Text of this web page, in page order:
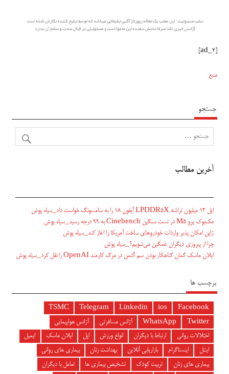
منبع
جستجو
آخرین مطالب
اپل ۱۳ میلیون تراشه LPDDR5X آیفون ۱۸ را به سامسونگ خواست داد_سیاه پوش
مک‌بوک پرو M5 در تست سنگین Cinebench به ۹۹ درجه رسید_سیاه پوش
ژاپن امکان پذیر واردات خودروهای ساخت آمریکا را اغاز کند_سیاه پوش
چرا از پیروزی دیگران غمگین می‌شویم؟_سیاه پوش
ایلان ماسک گمان گناهکار بودن سم آلتمن در مرگ کارمند OpenAI را نقل کرد_سیاه پوش
برچسب ها
Facebook
ios
Linkedin
Telegram
TSMC
Twitter
WhatsApp آژانس مسافرتی
آژانس هواپیمایی
اختلالات روانی
ارتباط با دیگران انواع ورزش اپل ایلان ماسک
ایمیل
اینتل
اینستاگرام بازاریابی آنلاین بهداشت زنان
بیماری های روانی
بیماری های زنان
تربیت کودک تشخیص بیماری ها
تعامل با دیگران